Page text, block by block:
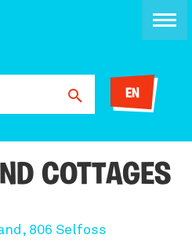
EN
COTTAGES
806 Selfoss